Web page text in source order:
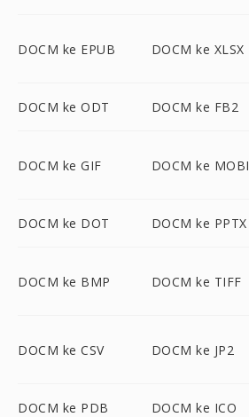
DOCM ke EPUB DOCM ke XLSX
DOCM ke ODT DOCM ke FB2
DOCM ke GIF DOCM ke MOBI
DOCM ke DOT DOCM ke PPTX
DOCM ke BMP DOCM ke TIFF
DOCM ke CSV DOCM ke JP2
DOCM ke PDB DOCM ke ICO